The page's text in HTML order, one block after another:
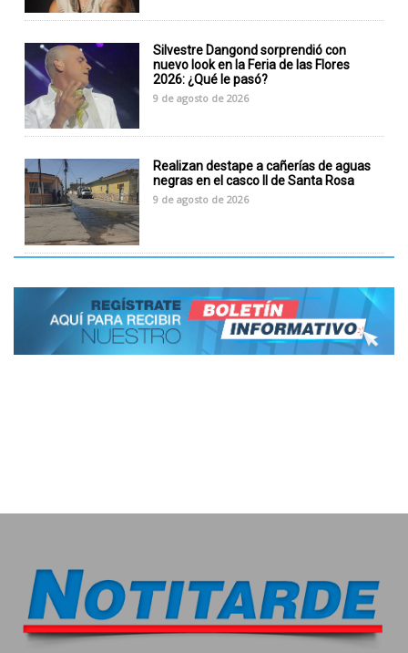
Silvestre Dangond sorprendió con
nuevo look en la Feria de las Flores
2026: ¿Qué le pasó?
9 de agosto de 2026
Realizan destape a cañerías de aguas
negras en el casco II de Santa Rosa
9 de agosto de 2026